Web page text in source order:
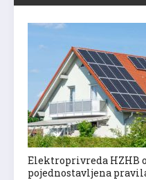
Elektroprivreda HZHB
pojednostavljena